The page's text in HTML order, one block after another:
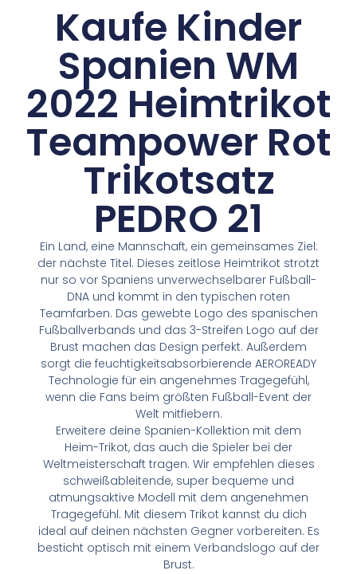
Kaufe Kinder
Spanien WM
2022 Heimtrikot
Teampower Rot
Trikotsatz
PEDRO 21
Ein Land, eine Mannschaft, ein gemeinsames Ziel:
der nächste Titel. Dieses zeitlose Heimtrikot strotzt
nur so vor Spaniens unverwechselbarer Fußball-
DNA und kommt in den typischen roten
Teamfarben. Das gewebte Logo des spanischen
Fußballverbands und das 3-Streifen Logo auf der
Brust machen das Design perfekt. Außerdem
sorgt die feuchtigkeitsabsorbierende AEROREADY
Technologie für ein angenehmes Tragegefühl,
wenn die Fans beim größten Fußball-Event der
Welt mitfiebern.
Erweitere deine Spanien-Kollektion mit dem
Heim-Trikot, das auch die Spieler bei der
Weltmeisterschaft tragen. Wir empfehlen dieses
schweißableitende, super bequeme und
atmungsaktive Modell mit dem angenehmen
Tragegefühl. Mit diesem Trikot kannst du dich
ideal auf deinen nächsten Gegner vorbereiten. Es
besticht optisch mit einem Verbandslogo auf der
Brust.